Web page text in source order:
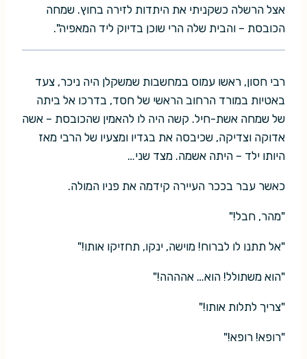
אצל הרשלה כשקניתי את היתדות לזירה בחוץ. שמחה
הכובסת – והבית שלה הרי שוכן בדיוק ליד המאפיה".
רבי חסון, ראשו עמוס במחשבות שמשקלן היה ניכר, צעד
באטיות במורד הרחוב הראשי של חסד, בדרכו אל ביתה
של שמחה אשת-חיל. קשה היה לו להאמין שהכובסת – אשה
אדוקה וצדיקה, שכיבסה את בגדיו ומצעיו של הרבי מאז
היותו ילד – היתה אשמה. מצד שני…
כאשר עבר בככר העיירה קידמה את פניו המולה.
"מהר, חבל!"
"אל תתנו לו לברוח! מוישה, ינקו, תחזיקו אותו!"
"הוא משתולל! הוא… אהההה!"
"צריך לתלות אותו!"
"רופא! רופא!"